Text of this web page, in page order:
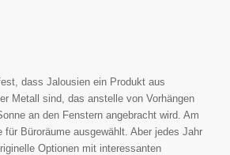
dass Jalousien ein Produkt aus
Metall sind, das anstelle von Vorhängen
an den Fenstern angebracht wird. Am
für Büroräume ausgewählt. Aber jedes Jahr
Optionen mit interessanten